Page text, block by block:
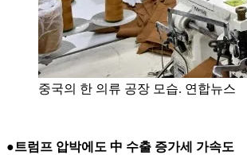
중국의 한 의류 공장 모습. 연합뉴스
●트럼프 압박에도 中 수출 증가세 가속도